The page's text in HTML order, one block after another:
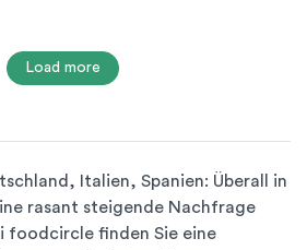
Load more
Italien, Spanien: Überall in
rasant steigende Nachfrage
foodcircle finden Sie eine